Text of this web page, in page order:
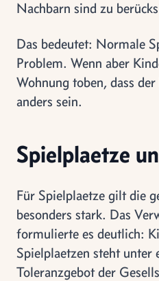
Nachbarn sind zu
Das bedeutet: Normale
Problem. Wenn aber
Wohnung toben, dass
anders sein.
Spielplaetze
Für Spielplaetze gilt die
besonders stark. Das
formulierte es deutlich:
Spielplaetzen steht unter
Toleranzgebot der